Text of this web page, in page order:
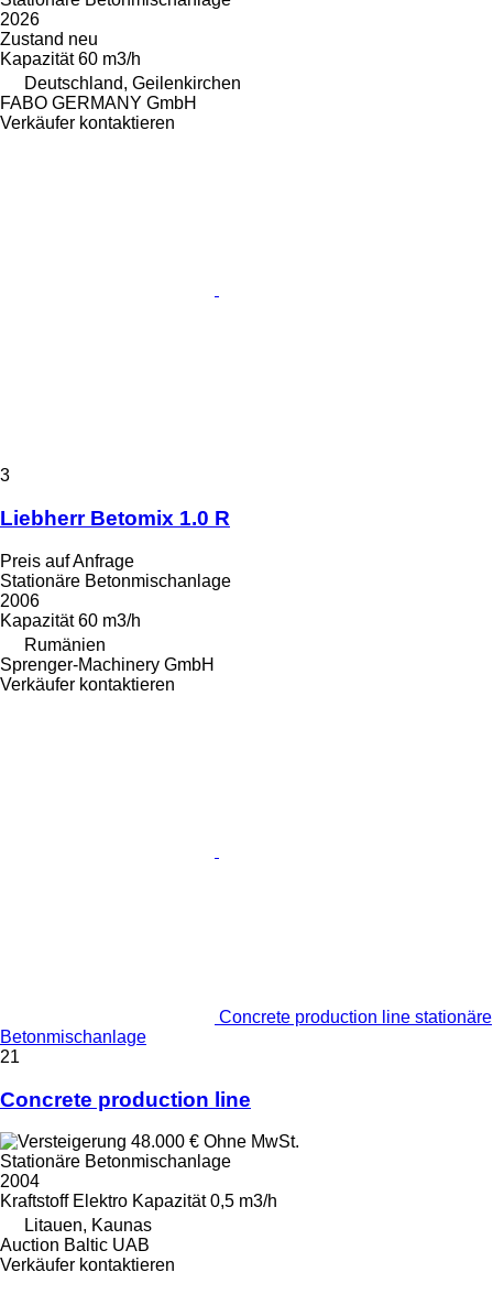
2026
Zustand neu
Kapazität 60 m3/h
Deutschland, Geilenkirchen
FABO GERMANY GmbH
Verkäufer kontaktieren
3
Liebherr Betomix 1.0 R
Preis auf Anfrage
Stationäre Betonmischanlage
2006
Kapazität 60 m3/h
Rumänien
Sprenger-Machinery GmbH
Verkäufer kontaktieren
Concrete production line stationäre
Betonmischanlage
21
Concrete production line
48.000 € Ohne MwSt.
Stationäre Betonmischanlage
2004
Kraftstoff Elektro Kapazität 0,5 m3/h
Litauen, Kaunas
Auction Baltic UAB
Verkäufer kontaktieren